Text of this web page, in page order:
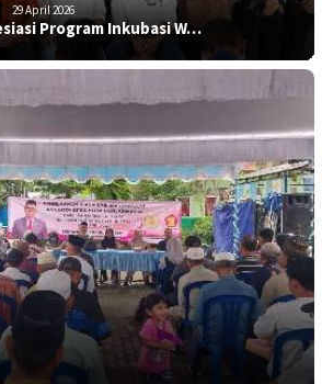
29 April 2026
Program Inkubasi W…